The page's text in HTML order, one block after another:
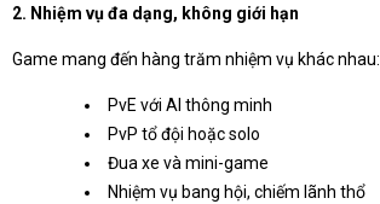
2. Nhiệm vụ đa dạng, không giới hạn
Game mang đến hàng trăm nhiệm vụ khác nhau:
PvE với AI thông minh
PvP tổ đội hoặc solo
Đua xe và mini-game
Nhiệm vụ bang hội, chiếm lãnh thổ